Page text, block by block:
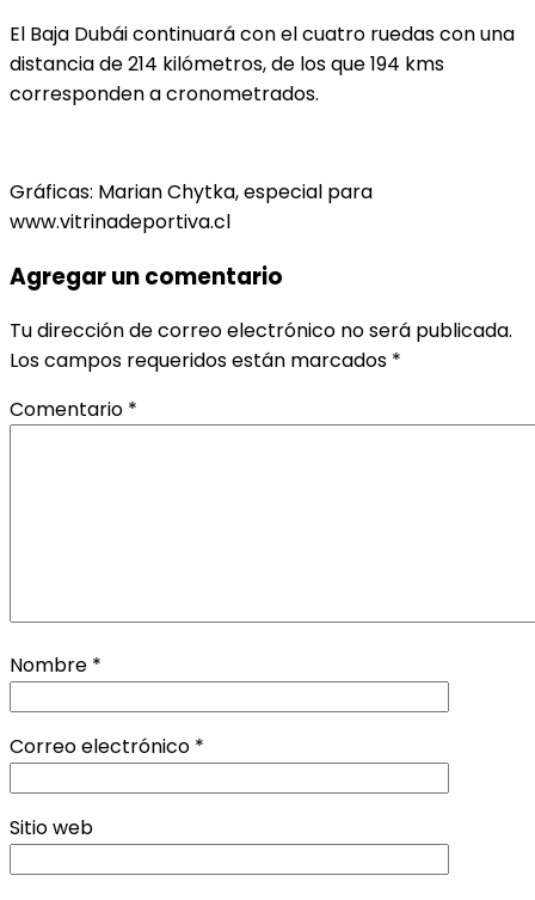
El Baja Dubái continuará con el cuatro ruedas con una
distancia de 214 kilómetros, de los que 194 kms
corresponden a cronometrados.
Gráficas: Marian Chytka, especial para
www.vitrinadeportiva.cl
Agregar un comentario
Tu dirección de correo electrónico no será publicada.
Los campos requeridos están marcados *
Comentario *
Nombre *
Correo electrónico *
Sitio web